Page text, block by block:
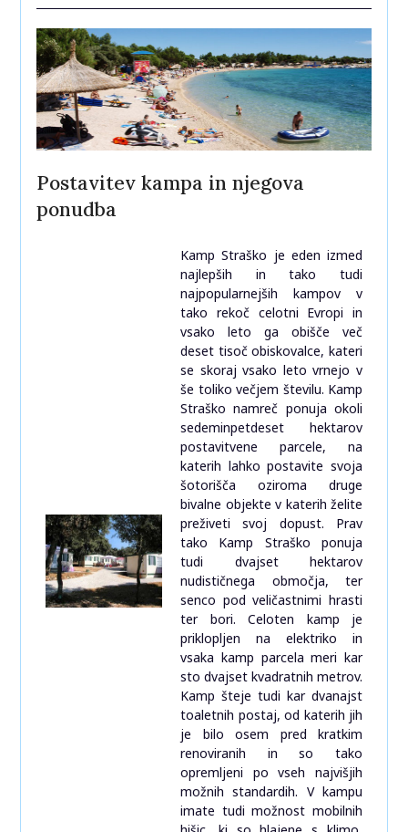
Postavitev kampa in njegova
ponudba
Kamp Straško je eden izmed
najlepših in tako tudi
najpopularnejših kampov v
tako rekoč celotni Evropi in
vsako leto ga obišče več
deset tisoč obiskovalce, kateri
se skoraj vsako leto vrnejo v
še toliko večjem številu. Kamp
Straško namreč ponuja okoli
sedeminpetdeset hektarov
postavitvene parcele, na
katerih lahko postavite svoja
šotorišča oziroma druge
bivalne objekte v katerih želite
preživeti svoj dopust. Prav
tako Kamp Straško ponuja
tudi dvajset hektarov
nudističnega območja, ter
senco pod veličastnimi hrasti
ter bori. Celoten kamp je
priklopljen na elektriko in
vsaka kamp parcela meri kar
sto dvajset kvadratnih metrov.
Kamp šteje tudi kar dvanajst
toaletnih postaj, od katerih jih
je bilo osem pred kratkim
renoviranih in so tako
opremljeni po vseh najvišjih
možnih standardih. V kampu
imate tudi možnost mobilnih